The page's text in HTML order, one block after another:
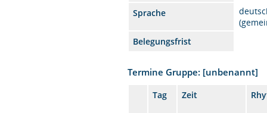
Sprache
Belegungsfrist
Termine Gruppe: [unbenannt]
Tag Zeit